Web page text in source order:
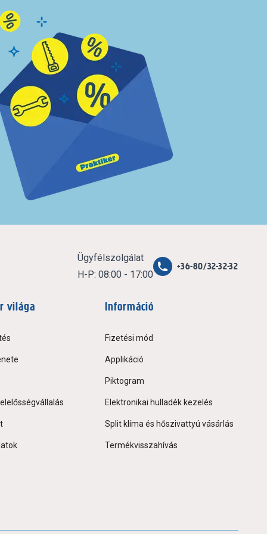
Ügyfélszolgálat
H-P: 08:00 - 17:00
+36-80/32-32-32
világa Információ
Fizetési mód
Applikáció
Piktogram
Elektronikai hulladék kezelés
Split klíma és hőszivattyú vásárlás
Termékvisszahívás